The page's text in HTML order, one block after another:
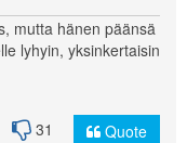
mutta hänen päänsä
lyhyin, yksinkertaisin
31 Quote